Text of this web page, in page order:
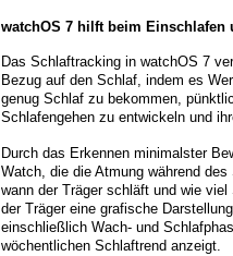
watchOS 7 hilft beim Einschlafen
Das Schlaftracking in watchOS 7
Bezug auf den Schlaf, indem es
genug Schlaf zu bekommen,
Schlafengehen zu entwickeln und
Durch das Erkennen minimalster
Watch, die die Atmung während
wann der Träger schläft und wie
der Träger eine grafische
einschließlich Wach- und
wöchentlichen Schlaftrend anzeigt.